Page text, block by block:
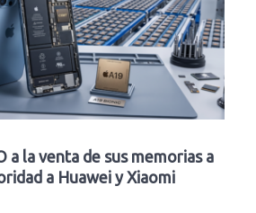
a la venta de sus memorias a
a Huawei y Xiaomi